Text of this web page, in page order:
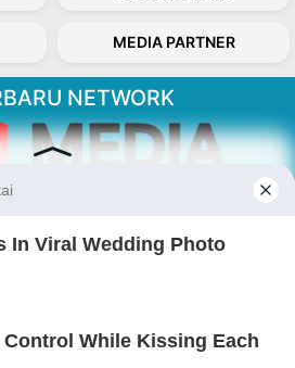
MEDIA PARTNER
NETWORK